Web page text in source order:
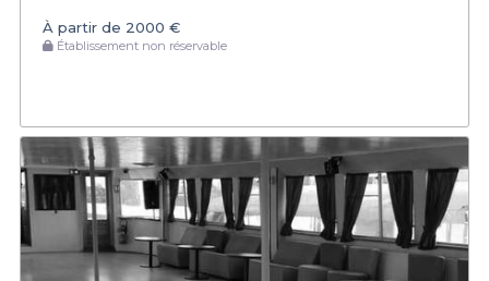
À partir de 2000 €
Établissement non réservable